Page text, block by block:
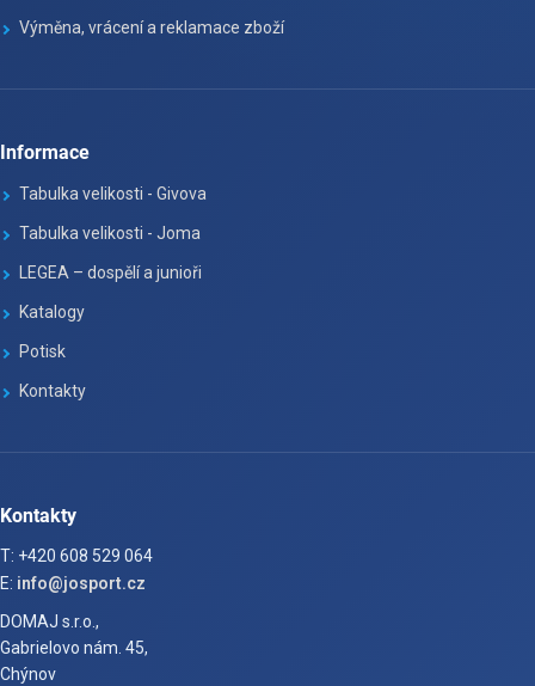
Výměna, vrácení a reklamace zboží
Informace
Tabulka velikosti - Givova
Tabulka velikosti - Joma
LEGEA – dospělí a junioři
Katalogy
Potisk
Kontakty
Kontakty
T: +420 608 529 064
E: info@josport.cz
DOMAJ s.r.o.,
Gabrielovo nám. 45,
Chýnov